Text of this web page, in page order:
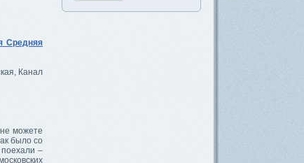
Средняя
Канал
можете
было со
–